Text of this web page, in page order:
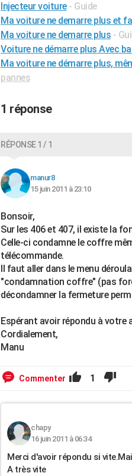
Injecteur voiture - Guide
Ma voiture ne demarre plus et
Ma voiture ne demarre plus -
Voiture ne démarre plus Avec
Ma voiture ne démarre plus,
pannes
1 réponse
RÉPONSE 1 / 1
manur8
15 juin 2011 à 23:10
Bonsoir,
Sur les 406 et 407, il existe la
Celle-ci condamne le coffre
télécommande.
Il faut aller dans le menu
"condamnation coffre" (pas
décondamner la fermeture
Espérant avoir répondu à votre
Cordialement,
Manu
Commenter 1
chapy
16 juin 2011 à 06:34
Merci d'avoir répondu si
A très vite